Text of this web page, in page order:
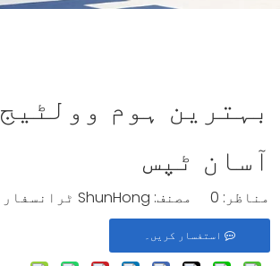
آسان ٹپس
مناظر: 0 مصنف: ShunHong ٹرانسفارمر اشاعت کا وقت: 2026-04-30 اصل:
استفسار کریں۔